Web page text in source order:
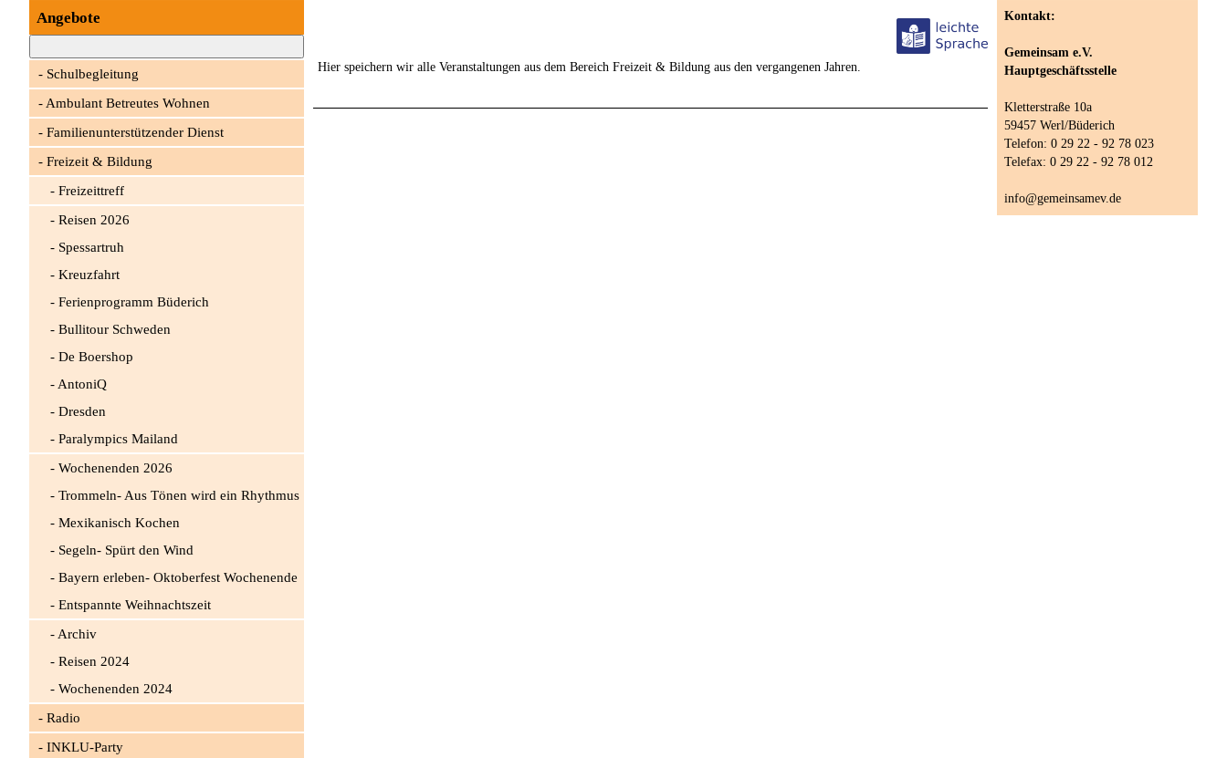
Angebote
Schulbegleitung
Ambulant Betreutes Wohnen
Familienunterstützender Dienst
Freizeit & Bildung
Freizeittreff
Reisen 2026
Spessartruh
Kreuzfahrt
Ferienprogramm Büderich
Bullitour Schweden
De Boershop
AntoniQ
Dresden
Paralympics Mailand
Wochenenden 2026
Trommeln- Aus Tönen wird ein Rhythmus
Mexikanisch Kochen
Segeln- Spürt den Wind
Bayern erleben- Oktoberfest Wochenende
Entspannte Weihnachtszeit
Archiv
Reisen 2024
Wochenenden 2024
Radio
INKLU-Party
Hier speichern wir alle Veranstaltungen aus dem Bereich Freizeit & Bildung aus den vergangenen Jahren.
Kontakt:
Gemeinsam e.V.
Hauptgeschäftsstelle
Kletterstraße 10a
59457 Werl/Büderich
Telefon: 0 29 22 - 92 78 023
Telefax: 0 29 22 - 92 78 012
info@gemeinsamev.de